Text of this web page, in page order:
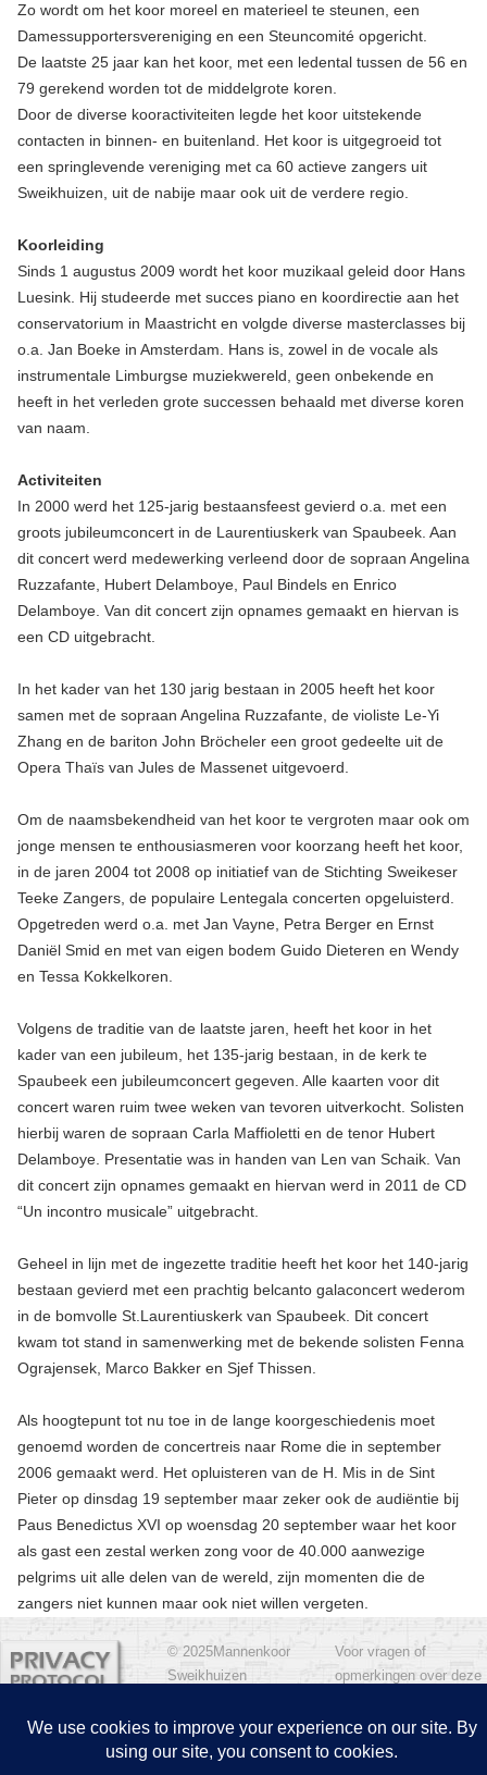
Zo wordt om het koor moreel en materieel te steunen, een
Damessupportersvereniging en een Steuncomité opgericht.
De laatste 25 jaar kan het koor, met een ledental tussen de 56 en
79 gerekend worden tot de middelgrote koren.
Door de diverse kooractiviteiten legde het koor uitstekende
contacten in binnen- en buitenland. Het koor is uitgegroeid tot
een springlevende vereniging met ca 60 actieve zangers uit
Sweikhuizen, uit de nabije maar ook uit de verdere regio.
Koorleiding
Sinds 1 augustus 2009 wordt het koor muzikaal geleid door Hans
Luesink. Hij studeerde met succes piano en koordirectie aan het
conservatorium in Maastricht en volgde diverse masterclasses bij
o.a. Jan Boeke in Amsterdam. Hans is, zowel in de vocale als
instrumentale Limburgse muziekwereld, geen onbekende en
heeft in het verleden grote successen behaald met diverse koren
van naam.
Activiteiten
In 2000 werd het 125-jarig bestaansfeest gevierd o.a. met een
groots jubileumconcert in de Laurentiuskerk van Spaubeek. Aan
dit concert werd medewerking verleend door de sopraan Angelina
Ruzzafante, Hubert Delamboye, Paul Bindels en Enrico
Delamboye. Van dit concert zijn opnames gemaakt en hiervan is
een CD uitgebracht.
In het kader van het 130 jarig bestaan in 2005 heeft het koor
samen met de sopraan Angelina Ruzzafante, de violiste Le-Yi
Zhang en de bariton John Bröcheler een groot gedeelte uit de
Opera Thaïs van Jules de Massenet uitgevoerd.
Om de naamsbekendheid van het koor te vergroten maar ook om
jonge mensen te enthousiasmeren voor koorzang heeft het koor,
in de jaren 2004 tot 2008 op initiatief van de Stichting Sweikeser
Teeke Zangers, de populaire Lentegala concerten opgeluisterd.
Opgetreden werd o.a. met Jan Vayne, Petra Berger en Ernst
Daniël Smid en met van eigen bodem Guido Dieteren en Wendy
en Tessa Kokkelkoren.
Volgens de traditie van de laatste jaren, heeft het koor in het
kader van een jubileum, het 135-jarig bestaan, in de kerk te
Spaubeek een jubileumconcert gegeven. Alle kaarten voor dit
concert waren ruim twee weken van tevoren uitverkocht. Solisten
hierbij waren de sopraan Carla Maffioletti en de tenor Hubert
Delamboye. Presentatie was in handen van Len van Schaik. Van
dit concert zijn opnames gemaakt en hiervan werd in 2011 de CD
“Un incontro musicale” uitgebracht.
Geheel in lijn met de ingezette traditie heeft het koor het 140-jarig
bestaan gevierd met een prachtig belcanto galaconcert wederom
in de bomvolle St.Laurentiuskerk van Spaubeek. Dit concert
kwam tot stand in samenwerking met de bekende solisten Fenna
Ograjensek, Marco Bakker en Sjef Thissen.
Als hoogtepunt tot nu toe in de lange koorgeschiedenis moet
genoemd worden de concertreis naar Rome die in september
2006 gemaakt werd. Het opluisteren van de H. Mis in de Sint
Pieter op dinsdag 19 september maar zeker ook de audiëntie bij
Paus Benedictus XVI op woensdag 20 september waar het koor
als gast een zestal werken zong voor de 40.000 aanwezige
pelgrims uit alle delen van de wereld, zijn momenten die de
zangers niet kunnen maar ook niet willen vergeten.
Colofon/Disclaimer
© 2025Mannenkoor
Sweikhuizen
Voor vragen of
opmerkingen over deze
mailbericht sturen naar
debeheerder